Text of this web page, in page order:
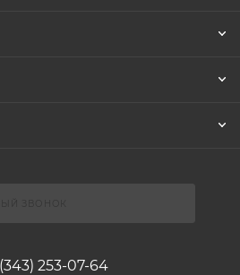
253-07-64